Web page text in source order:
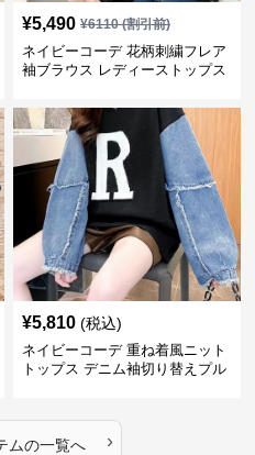
¥5,490 ¥6110(割引前)
ネイビーコーデ 花柄刺繍フレア
袖ブラウス レディーストップス
¥5,810 (税込)
ネイビーコーデ 重ね着風ニット
トップス デニム袖切り替えプル
ムの一覧へ ›